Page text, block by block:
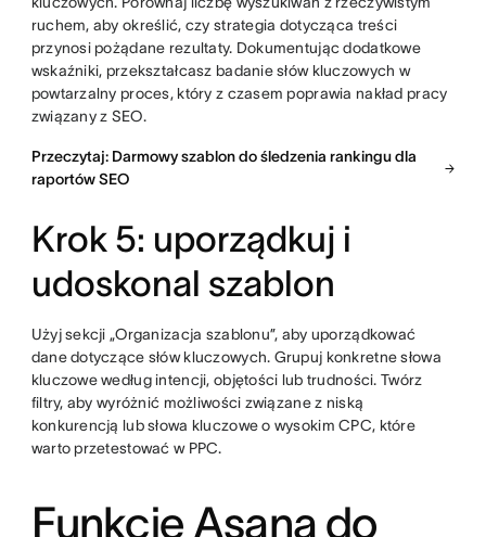
ruchem, aby określić, czy strategia dotycząca treści
przynosi pożądane rezultaty. Dokumentując dodatkowe
wskaźniki, przekształcasz badanie słów kluczowych w
powtarzalny proces, który z czasem poprawia nakład pracy
związany z SEO.
Przeczytaj: Darmowy szablon do śledzenia rankingu dla
raportów SEO
Krok 5: uporządkuj i
udoskonal szablon
Użyj sekcji „Organizacja szablonu”, aby uporządkować
dane dotyczące słów kluczowych. Grupuj konkretne słowa
kluczowe według intencji, objętości lub trudności. Twórz
filtry, aby wyróżnić możliwości związane z niską
konkurencją lub słowa kluczowe o wysokim CPC, które
warto przetestować w PPC.
Funkcje Asana do